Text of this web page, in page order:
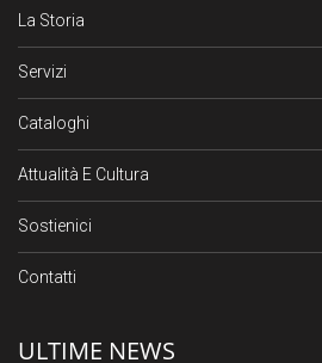
La Storia
Servizi
Cataloghi
Attualità E Cultura
Sostienici
Contatti
ULTIME NEWS